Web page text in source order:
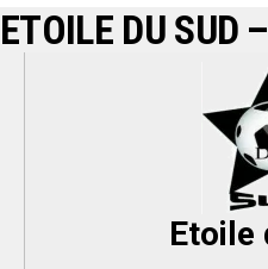
ETOILE DU SUD
Etoile